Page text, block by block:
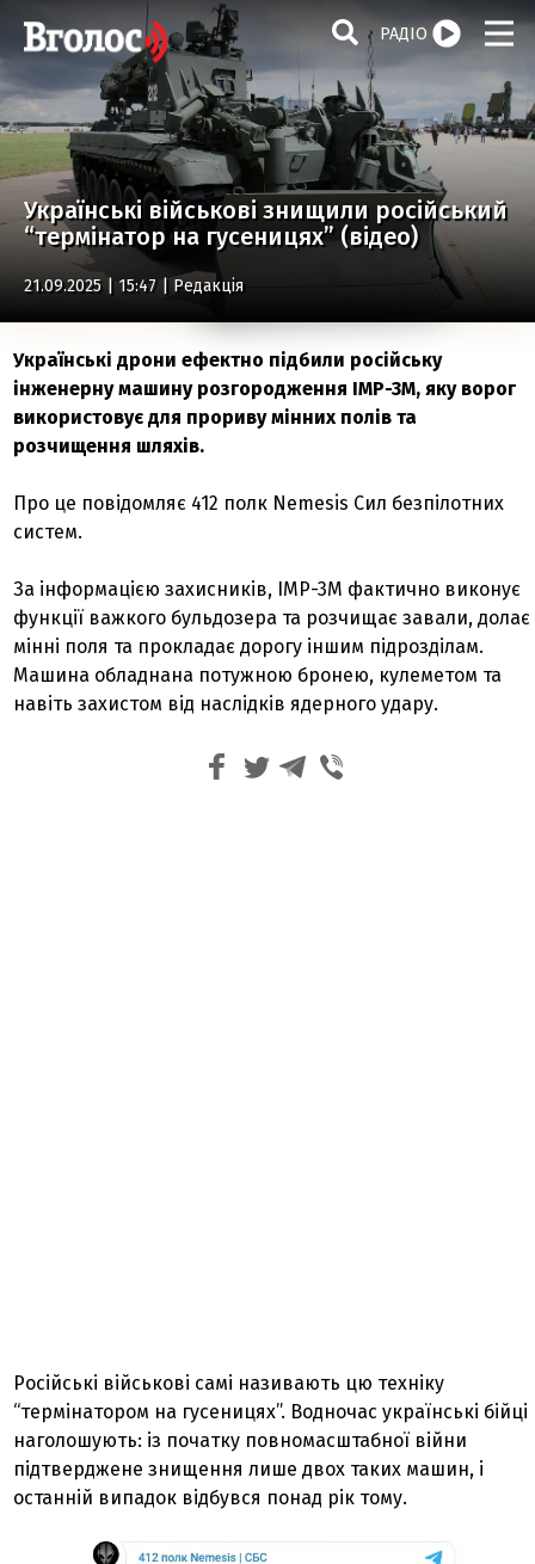
РАДІО
Українські військові знищили російський
“термінатор на гусеницях” (відео)
21.09.2025 | 15:47 | Редакція
Українські дрони ефектно підбили російську
інженерну машину розгородження ІМР-3М, яку ворог
використовує для прориву мінних полів та
розчищення шляхів.
Про це повідомляє 412 полк Nemesis Сил безпілотних
систем.
За інформацією захисників, ІМР-3М фактично виконує
функції важкого бульдозера та розчищає завали, долає
мінні поля та прокладає дорогу іншим підрозділам.
Машина обладнана потужною бронею, кулеметом та
навіть захистом від наслідків ядерного удару.
Російські військові самі називають цю техніку
“термінатором на гусеницях”. Водночас українські бійці
наголошують: із початку повномасштабної війни
підтверджене знищення лише двох таких машин, і
останній випадок відбувся понад рік тому.